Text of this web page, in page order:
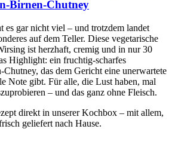
Birnen-Chutney
es gar nicht viel – und trotzdem landet
auf dem Teller. Diese vegetarische
ist herzhaft, cremig und in nur 30
Highlight: ein fruchtig-scharfes
das dem Gericht eine unerwartete
Note gibt. Für alle, die Lust haben, mal
– und das ganz ohne Fleisch.
direkt in unserer Kochbox – mit allem,
geliefert nach Hause.